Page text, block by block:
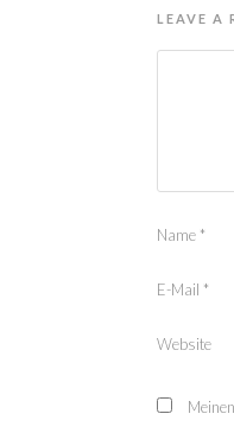
LEAVE A
Name *
E-Mail *
Website